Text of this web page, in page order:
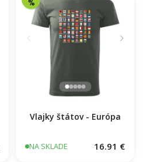
Vlajky štátov - Európa
NA SKLADE 16.91 €